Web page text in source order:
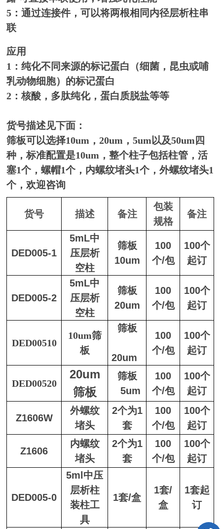
5：通过连接件，可以将两根相同内径层析柱串
联
应用
1：纯化不同来源的标记蛋白（细菌，昆虫或哺
乳动物细胞）的标记蛋白
2：核酸，多肽纯化，蛋白质脱盐等等
货号描述见下面：
筛板可以选择10um，20um，5um以及50um四
种，标准配置是10um，整个柱子包括柱管，活
塞1个，螺帽1个，内螺纹堵头1个，外螺纹堵头1
个，欢迎咨询
货号 描述 备注
包装
规格
备注
DED005-1
5mL中
压层析
空柱
筛板
10um
100
个/包
100个
起订
DED005-2
5mL中
压层析
空柱
筛板
20um
100
个/包
100个
起订
DED00510
10um筛
板
筛板
20um
100
个/包
100个
起订
DED00520
20um
筛板
筛板
5um
100
个/包
100个
起订
Z1606W
外螺纹
堵头
2个为1
套
100
个/包
100个
起订
Z1606
内螺纹
堵头
2个为1
套
100
个/包
100个
起订
DED005-0
5ml中压
层析柱
装柱工
具
1套/盒
1套/
盒
1套起
订